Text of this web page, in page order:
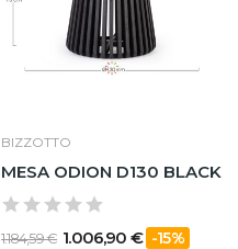
BIZZOTTO
MESA ODION D130 BLACK
1.184,59 € 1.006,90 € -15%